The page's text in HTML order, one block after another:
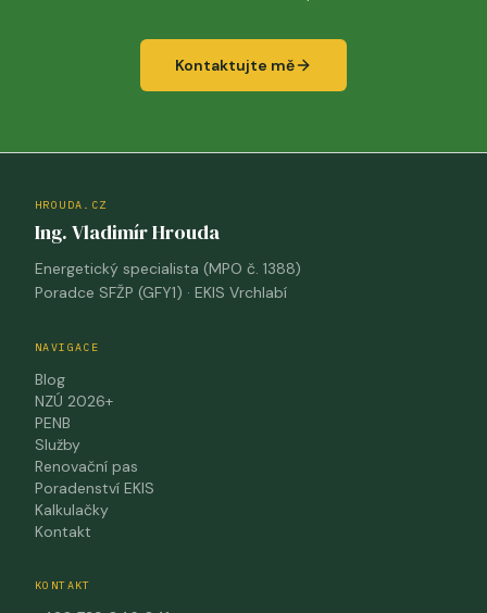
Kontaktujte mě
HROUDA.CZ
Ing. Vladimír Hrouda
Energetický specialista (MPO č. 1388)
Poradce SFŽP (GFY1) · EKIS Vrchlabí
NAVIGACE
Blog
NZÚ 2026+
PENB
Služby
Renovační pas
Poradenství EKIS
Kalkulačky
Kontakt
KONTAKT